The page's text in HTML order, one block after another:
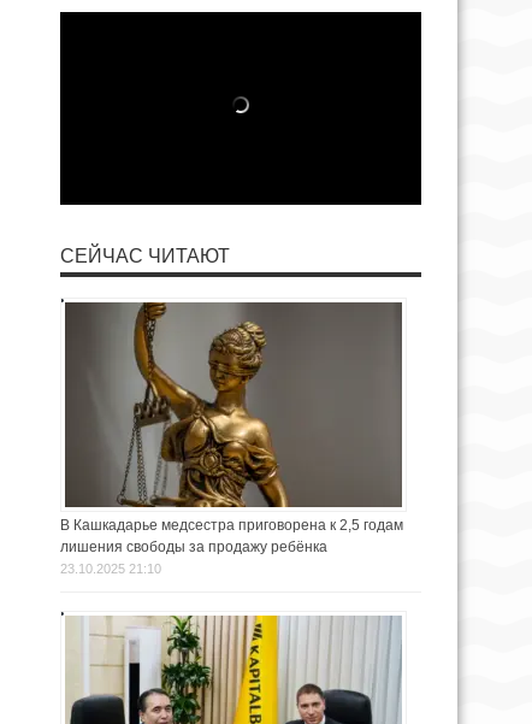
СЕЙЧАС ЧИТАЮТ
В Кашкадарье медсестра приговорена к 2,5 годам
лишения свободы за продажу ребёнка
23.10.2025 21:10